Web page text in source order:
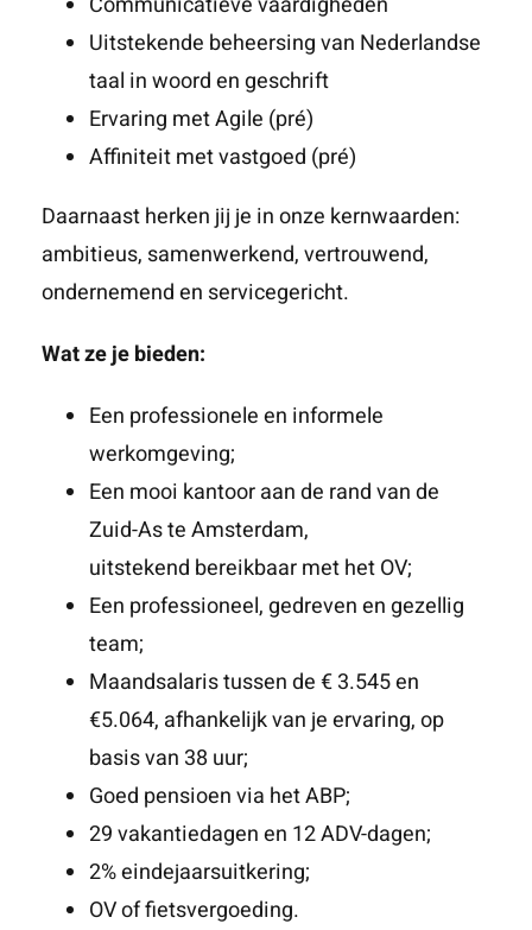
Uitstekende beheersing van Nederlandse
taal in woord en geschrift
Ervaring met Agile (pré)
Affiniteit met vastgoed (pré)
Daarnaast herken jij je in onze kernwaarden:
ambitieus, samenwerkend, vertrouwend,
ondernemend en servicegericht.
Wat ze je bieden:
Een professionele en informele
werkomgeving;
Een mooi kantoor aan de rand van de
Zuid-As te Amsterdam,
uitstekend bereikbaar met het OV;
Een professioneel, gedreven en gezellig
team;
Maandsalaris tussen de € 3.545 en
€5.064, afhankelijk van je ervaring, op
basis van 38 uur;
Goed pensioen via het ABP;
29 vakantiedagen en 12 ADV-dagen;
2% eindejaarsuitkering;
OV of fietsvergoeding.